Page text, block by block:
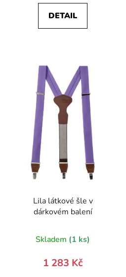
DETAIL
Lila látkové šle v
dárkovém balení
Skladem (1 ks)
1 283 Kč